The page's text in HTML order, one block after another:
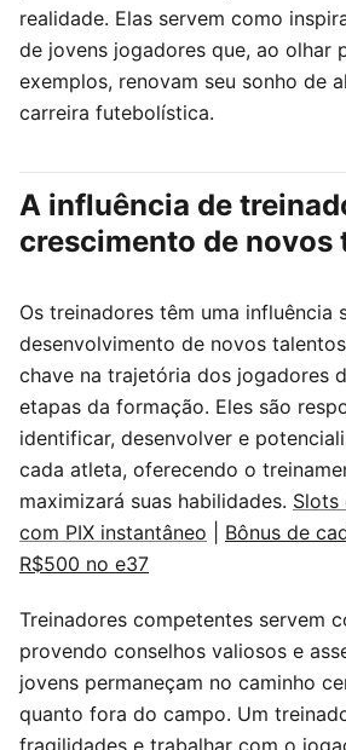
realidade. Elas servem como
de jovens jogadores que, ao olhar
exemplos, renovam seu sonho de
carreira futebolística.
A influência de
crescimento de novos
Os treinadores têm uma influência
desenvolvimento de novos
chave na trajetória dos jogadores
etapas da formação. Eles são
identificar, desenvolver e
cada atleta, oferecendo o
maximizará suas habilidades. Slots
com PIX instantâneo
Bônus de
R$500 no e37
Treinadores competentes servem
provendo conselhos valiosos e
jovens permaneçam no caminho
quanto fora do campo. Um
fragilidades e trabalhar com o